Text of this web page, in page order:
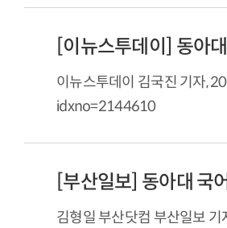
[이뉴스투데이] 동아
이뉴스투데이 김국진 기자,
idxno=2144610
[부산일보] 동아대 국
김형일 부산닷컴 부산일보